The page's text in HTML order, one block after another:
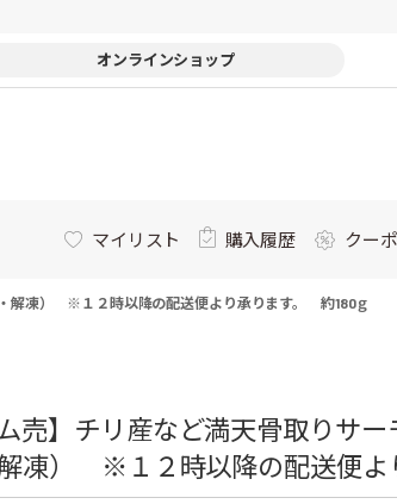
オンラインショップ
マイリスト 購入履歴 クー
解凍） ※１２時以降の配送便より承ります。 約180ｇ
売】チリ産など満天骨取りサー
解凍） ※１２時以降の配送便